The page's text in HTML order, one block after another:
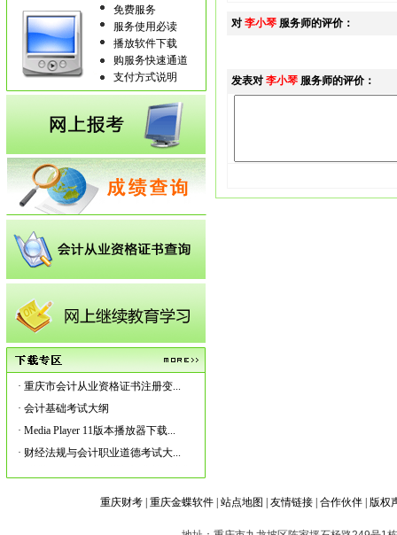
免费服务
服务使用必读
播放软件下载
购服务快速通道
支付方式说明
· 重庆市会计从业资格证书注册变...
· 会计基础考试大纲
· Media Player 11版本播放器下载...
· 财经法规与会计职业道德考试大...
对 李小琴服务师的评价：
发表对 李小琴 服务师的评价：
重庆财考 重庆金蝶软件 站点地图 友情链接 合作伙伴 版权